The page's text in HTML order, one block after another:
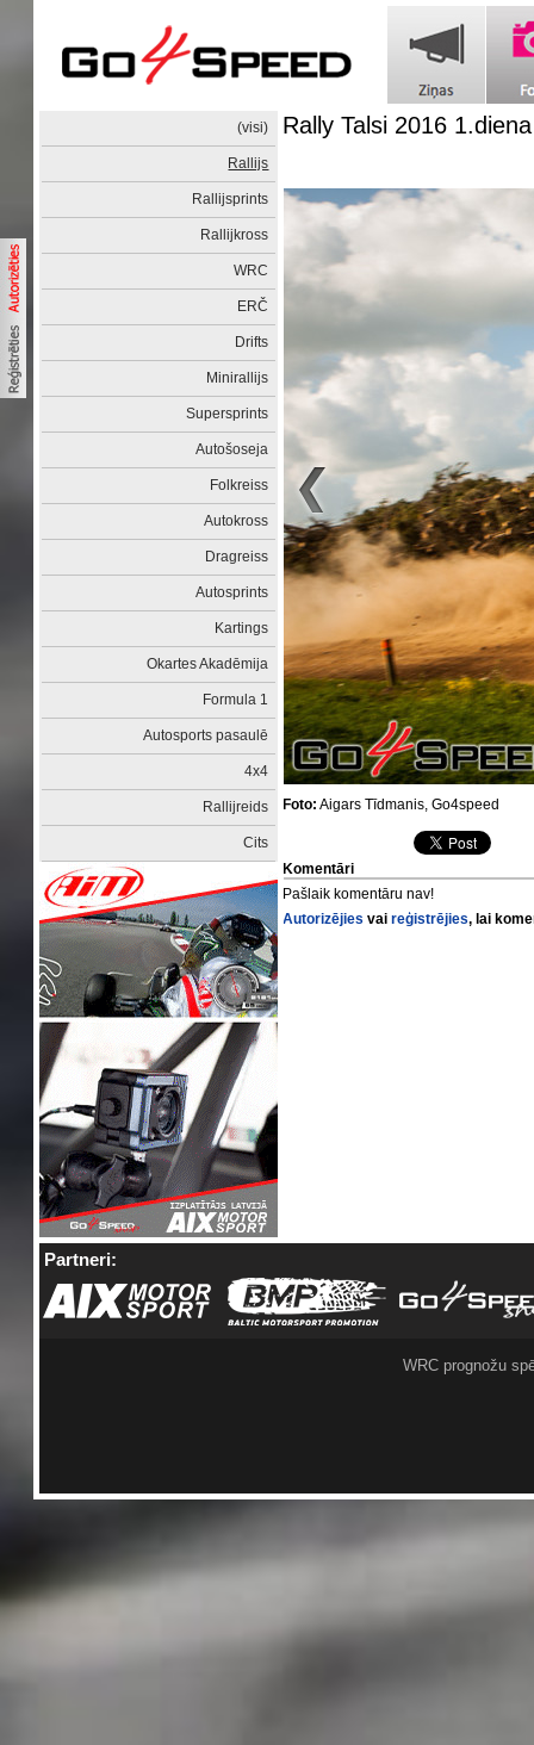
(visi)
Rallijs
Rallijsprints
Rallijkross
WRC
ERČ
Drifts
Minirallijs
Supersprints
Autošoseja
Folkreiss
Autokross
Dragreiss
Autosprints
Kartings
Okartes Akadēmija
Formula 1
Autosports pasaulē
4x4
Rallijreids
Cits
Rally Talsi 2016 1.diena
Foto: Aigars Tīdmanis, Go4speed
Komentāri
Pašlaik komentāru nav!
Autorizējies vaireģistrējies, lai
Partneri:
WRC prognožu